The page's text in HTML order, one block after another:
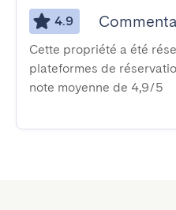
4.9
Cette propriété a été
plateformes de
note moyenne de 4,9/5